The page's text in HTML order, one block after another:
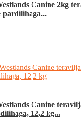
Canine 2kg
pardilihaga...
Canine
12,2 kg...